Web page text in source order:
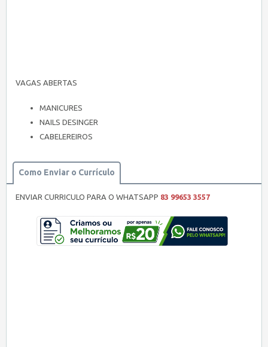
VAGAS ABERTAS
MANICURES
NAILS DESINGER
CABELEREIROS
Como Enviar o Currículo
ENVIAR CURRICULO PARA O WHATSAPP 83 99653 3557